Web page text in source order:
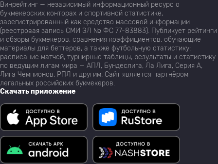
Винрейтинг — независимый информационный ресурс о
букмекерских конторах и спортивной статистике,
зарегистрированный как средство массовой информации
(реестровая запись СМИ ЭЛ № ФС 77-83883). Публикует рейтинги
и обзоры букмекеров, сравнения коэффициентов, обучающие
материалы для беттеров, а также футбольную статистику:
расписание матчей, турнирные таблицы, результаты и статистику
по ведущим лигам мира — АПЛ, Бундеслига, Ла Лига, Серия А,
Лига Чемпионов, РПЛ и другим. Сайт является партнёром
легальных российских букмекеров.
Скачать приложение